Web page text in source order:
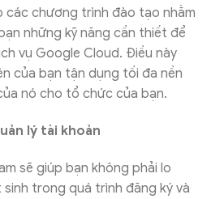
các chương trình đào tạo nhằm
những kỹ năng cần thiết để
vụ Google Cloud. Điều này
của bạn tận dụng tối đa nền
nó cho tổ chức của bạn.
lý tài khoản
sẽ giúp bạn không phải lo
trong quá trình đăng ký và